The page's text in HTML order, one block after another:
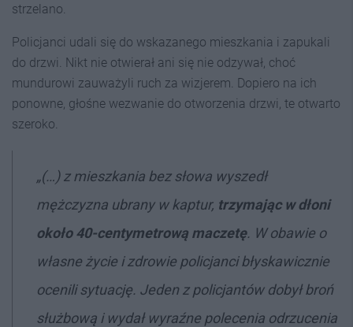
strzelano.
Policjanci udali się do wskazanego mieszkania i zapukali
do drzwi. Nikt nie otwierał ani się nie odzywał, choć
mundurowi zauważyli ruch za wizjerem. Dopiero na ich
ponowne, głośne wezwanie do otworzenia drzwi, te otwarto
szeroko.
„(…) z mieszkania bez słowa wyszedł
mężczyzna ubrany w kaptur, trzymając w dłoni
około 40-centymetrową maczetę. W obawie o
własne życie i zdrowie policjanci błyskawicznie
ocenili sytuację. Jeden z policjantów dobył broń
służbową i wydał wyraźne polecenia odrzucenia